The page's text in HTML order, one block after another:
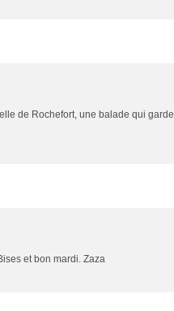
de Rochefort, une balade qui garde
et bon mardi. Zaza